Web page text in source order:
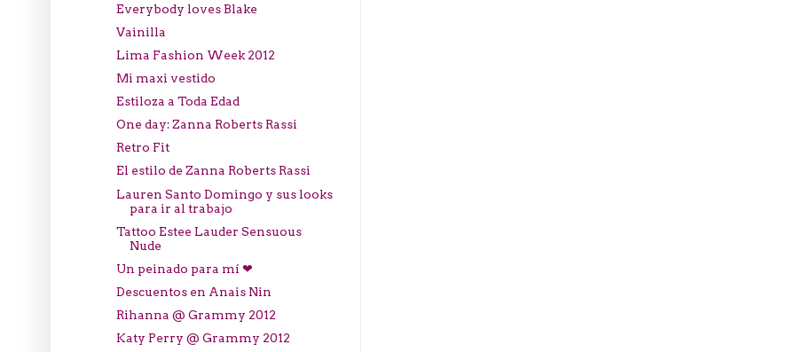
Everybody loves Blake
Vainilla
Lima Fashion Week 2012
Mi maxi vestido
Estiloza a Toda Edad
One day: Zanna Roberts Rassi
Retro Fit
El estilo de Zanna Roberts Rassi
Lauren Santo Domingo y sus looks
para ir al trabajo
Tattoo Estee Lauder Sensuous
Nude
Un peinado para mí ❤
Descuentos en Anais Nin
Rihanna @ Grammy 2012
Katy Perry @ Grammy 2012